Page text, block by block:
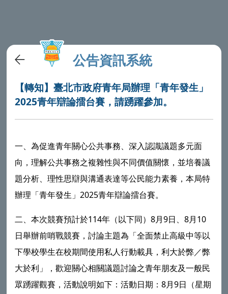
公告資訊系統
【轉知】臺北市政府青年局辦理「青年發生」
2025青年辯論擂台賽，請踴躍參加。
一、為促進青年關心公共事務、深入認識議題多元面
向，理解公共事務之複雜性與不同價值關懷，並培養議
題分析、理性思辯與溝通表達等公民能力素養，本局特
辦理「青年發生」2025青年辯論擂台賽。
二、本次競賽預計於114年（以下同）8月9日、8月10
日舉辦前哨戰競賽，討論主題為「全面禁止高級中等以
下學校學生在校期間使用私人行動載具，利大於弊／弊
大於利」，歡迎關心相關議題討論之青年朋友及一般民
眾踴躍觀賽，活動說明如下：活動日期：8月9日（星期